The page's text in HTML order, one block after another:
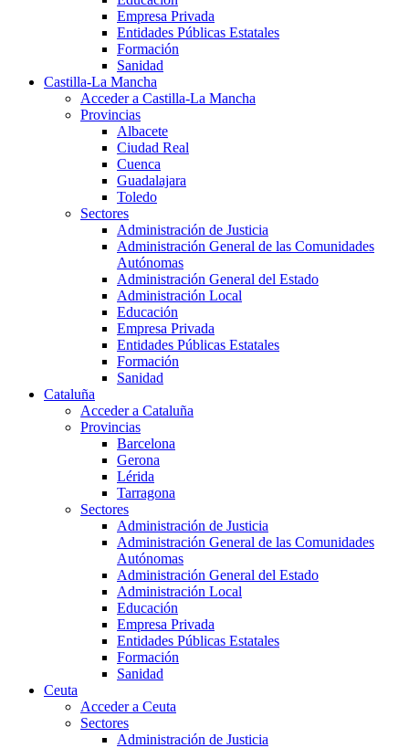
Empresa Privada
Entidades Públicas Estatales
Formación
Sanidad
Castilla-La Mancha
Acceder a Castilla-La Mancha
Provincias
Albacete
Ciudad Real
Cuenca
Guadalajara
Toledo
Sectores
Administración de Justicia
Administración General de las Comunidades
Autónomas
Administración General del Estado
Administración Local
Educación
Empresa Privada
Entidades Públicas Estatales
Formación
Sanidad
Cataluña
Acceder a Cataluña
Provincias
Barcelona
Gerona
Lérida
Tarragona
Sectores
Administración de Justicia
Administración General de las Comunidades
Autónomas
Administración General del Estado
Administración Local
Educación
Empresa Privada
Entidades Públicas Estatales
Formación
Sanidad
Ceuta
Acceder a Ceuta
Sectores
Administración de Justicia